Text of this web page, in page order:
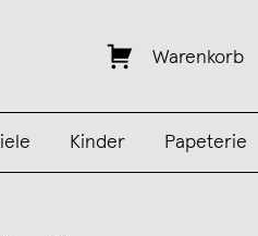
Warenkorb
Kinder Papeterie